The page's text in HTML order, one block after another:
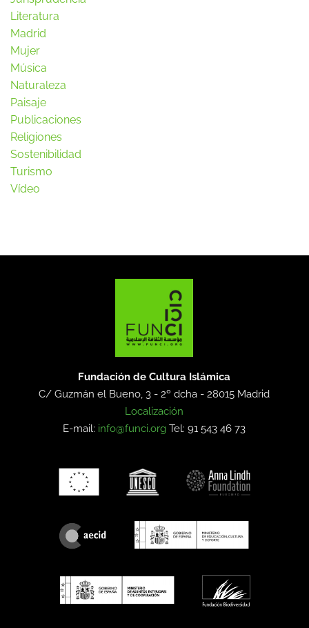
Literatura
Madrid
Mujer
Música
Naturaleza
Paisaje
Publicaciones
Religiones
Sostenibilidad
Turismo
Vídeo
Fundación de Cultura Islámica
C/ Guzmán el Bueno, 3 - 2º dcha -28015 Madrid
Localización
E-mail: info@funci.org Tel: 91 543 46 73